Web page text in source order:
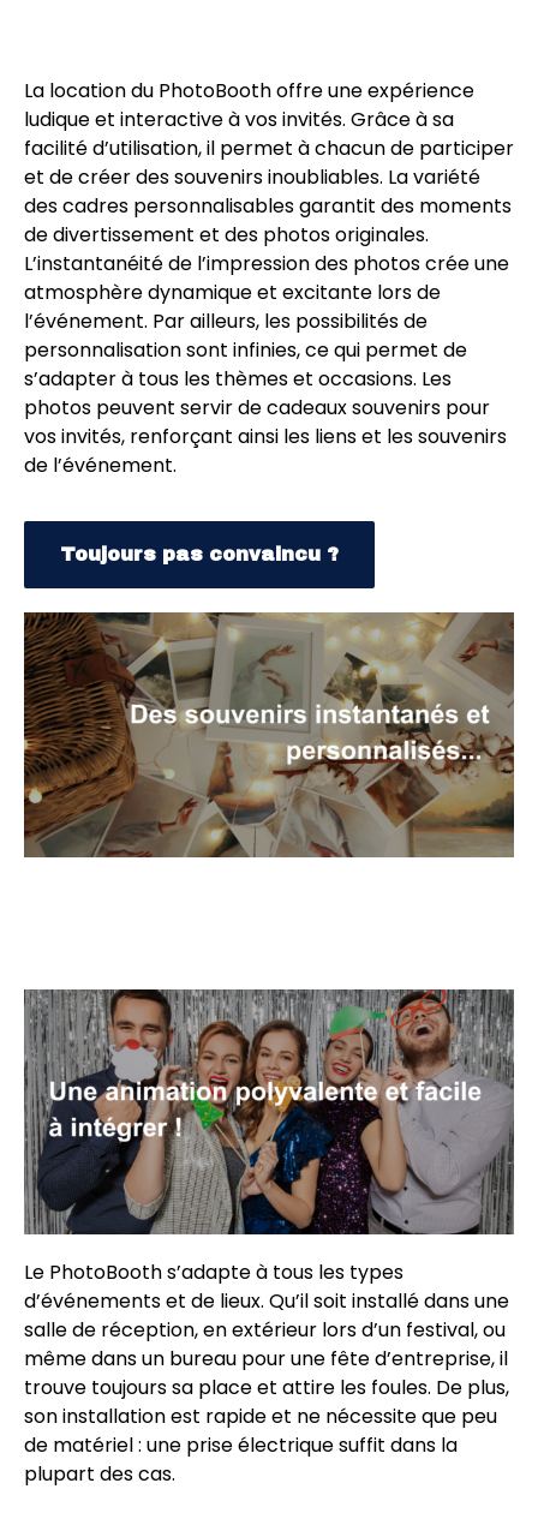
La location du PhotoBooth offre une expérience
ludique et interactive à vos invités. Grâce à sa
facilité d’utilisation, il permet à chacun de participer
et de créer des souvenirs inoubliables. La variété
des cadres personnalisables garantit des moments
de divertissement et des photos originales.
L’instantanéité de l’impression des photos crée une
atmosphère dynamique et excitante lors de
l’événement. Par ailleurs, les possibilités de
personnalisation sont infinies, ce qui permet de
s’adapter à tous les thèmes et occasions. Les
photos peuvent servir de cadeaux souvenirs pour
vos invités, renforçant ainsi les liens et les souvenirs
de l’événement.
Toujours pas convaincu ?
Le PhotoBooth s’adapte à tous les types
d’événements et de lieux. Qu’il soit installé dans une
salle de réception, en extérieur lors d’un festival, ou
même dans un bureau pour une fête d’entreprise, il
trouve toujours sa place et attire les foules. De plus,
son installation est rapide et ne nécessite que peu
de matériel : une prise électrique suffit dans la
plupart des cas.